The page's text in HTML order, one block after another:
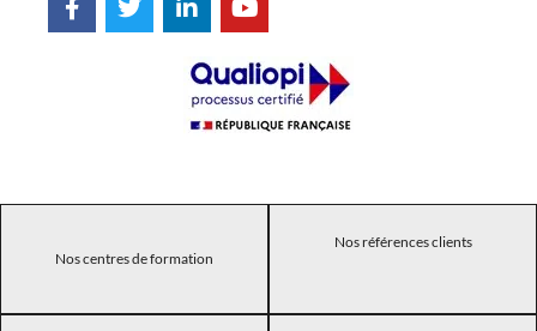
Nos centres de formation
Nos références clients